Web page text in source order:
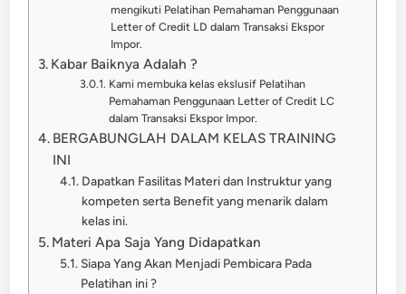
mengikuti Pelatihan Pemahaman Penggunaan
Letter of Credit LD dalam Transaksi Ekspor
Impor.
Kabar Baiknya Adalah ?
Kami membuka kelas ekslusif Pelatihan
Pemahaman Penggunaan Letter of Credit LC
dalam Transaksi Ekspor Impor.
BERGABUNGLAH DALAM KELAS TRAINING
INI
Dapatkan Fasilitas Materi dan Instruktur yang
kompeten serta Benefit yang menarik dalam
kelas ini.
Materi Apa Saja Yang Didapatkan
Siapa Yang Akan Menjadi Pembicara Pada
Pelatihan ini ?